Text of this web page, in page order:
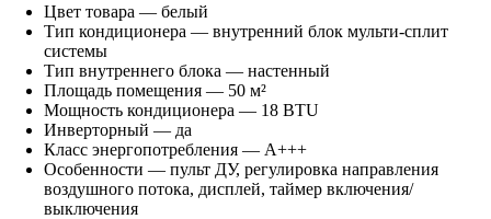
Цвет товара — белый
Тип кондиционера — внутренний блок мульти-сплит
системы
Тип внутреннего блока — настенный
Площадь помещения — 50 м²
Мощность кондиционера — 18 BTU
Инверторный — да
Класс энергопотребления — A+++
Особенности — пульт ДУ, регулировка направления
воздушного потока, дисплей, таймер включения/
выключения